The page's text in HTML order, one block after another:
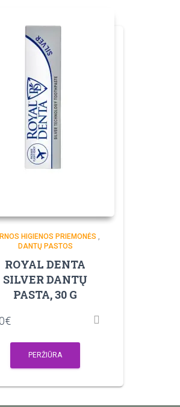
HIGIENOS PRIEMONĖS
DANTŲ PASTOS
ROYAL DENTA
SILVER DANTŲ
PASTA, 30 G
€
PERŽIŪRA